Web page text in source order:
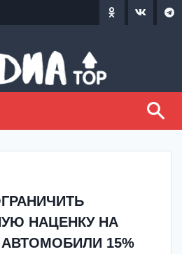
НАЦЕНКУ НА
15%